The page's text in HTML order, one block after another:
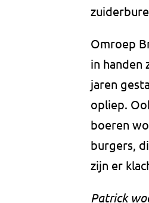
Omroep
in handen
jaren
opliep.
boeren
burgers,
zijn er
Patrick